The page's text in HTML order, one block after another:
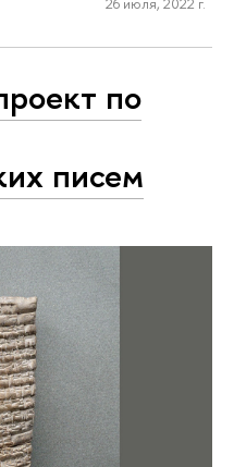
по
писем